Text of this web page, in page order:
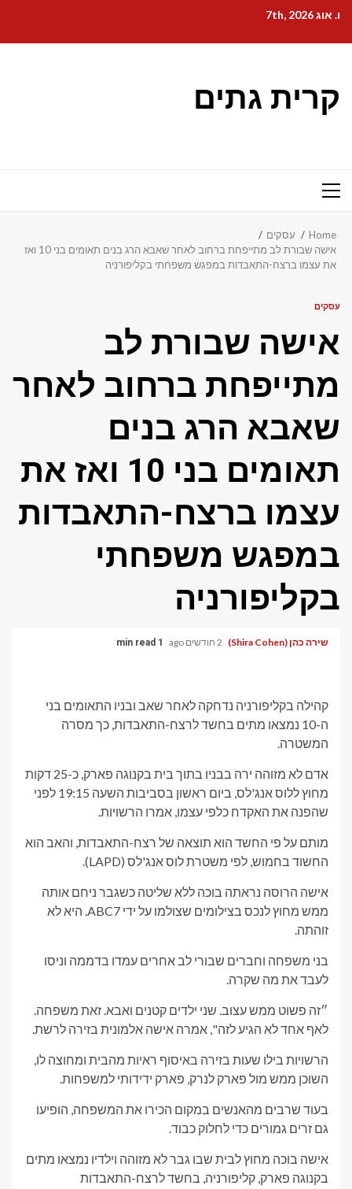
content
ו. אוג 7th, 2026
קרית גתים
Primary
Home
עסקים
אישה שבורת לב מתייפחת ברחוב לאחר שאבא הרג בנים תאומים בני 10 ואז
את עצמו ברצח-התאבדות במפגש משפחתי בקליפורניה
עסקים
אישה שבורת לב
מתייפחת ברחוב לאחר
שאבא הרג בנים
תאומים בני 10 ואז את
עצמו ברצח-התאבדות
במפגש משפחתי
בקליפורניה
שירה כהן (Shira Cohen) 2 חודשים ago 1 min read
קהילה בקליפורניה נדחקה לאחר שאב ובניו התאומים בני
ה-10 נמצאו מתים בחשד לרצח-התאבדות, כך מסרה
המשטרה.
אדם לא מזוהה ירה בבניו בתוך בית בקנוגה פארק, כ-25 דקות
מחוץ ללוס אנג'לס, ביום ראשון בסביבות השעה 19:15 לפני
שהפנה את האקדח כלפי עצמו, אמרו הרשויות.
מותם על פי החשד הוא תוצאה של רצח-התאבדות, והאב הוא
החשוד בחמוש, לפי משטרת לוס אנג'לס (LAPD).
אישה הרוסה נראתה בוכה ללא שליטה כשגבר ניחם אותה
ממש מחוץ לנכס בצילומים שצולמו על ידי ABC7. היא לא
זוהתה.
בני משפחה וחברים שבורי לב אחרים עמדו בדממה וניסו
לעבד את מה שקרה.
״זה פשוט ממש עצוב. שני ילדים קטנים ואבא. זאת משפחה.
לאף אחד לא הגיע לזה", אמרה אישה אלמונית בזירה לרשת.
הרשויות בילו שעות בזירה באיסוף ראיות מהבית ומחוצה לו,
השוכן ממש מול פארק לנרק, פארק ידידותי למשפחות.
בעוד שרבים מהאנשים במקום הכירו את המשפחה, הופיעו
גם זרים גמורים כדי לחלוק כבוד.
אישה בוכה מחוץ לבית שבו גבר לא מזוהה וילדיו נמצאו מתים
בקנוגה פארק, קליפורניה, בחשד לרצח-התאבדות